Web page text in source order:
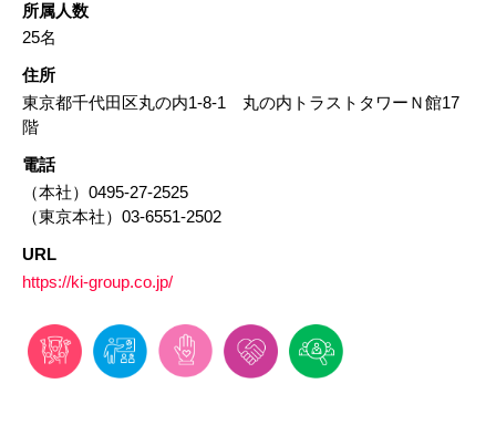
所属人数
25名
住所
東京都千代田区丸の内1-8-1 丸の内トラストタワーＮ館17
階
電話
（本社）0495-27-2525
（東京本社）03-6551-2502
URL
https://ki-group.co.jp/